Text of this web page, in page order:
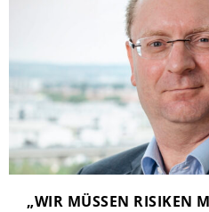
„WIR MÜSSEN RISIKEN